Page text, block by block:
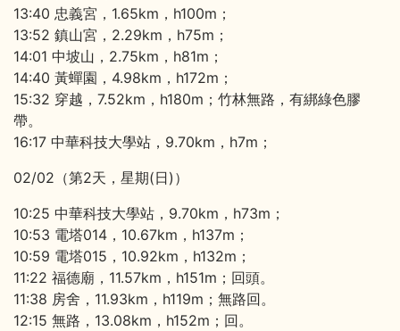
13:40 忠義宮，1.65km，h100m；
13:52 鎮山宮，2.29km，h75m；
14:01 中坡山，2.75km，h81m；
14:40 黃蟬園，4.98km，h172m；
15:32 穿越，7.52km，h180m；竹林無路，有綁綠色膠
帶。
16:17 中華科技大學站，9.70km，h7m；
02/02（第2天，星期(日)）
10:25 中華科技大學站，9.70km，h73m；
10:53 電塔014，10.67km，h137m；
10:59 電塔015，10.92km，h132m；
11:22 福德廟，11.57km，h151m；回頭。
11:38 房舍，11.93km，h119m；無路回。
12:15 無路，13.08km，h152m；回。